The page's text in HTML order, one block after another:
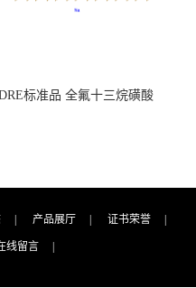
标准品 全氟十三烷磺酸
产品展厅 证书荣誉
线留言